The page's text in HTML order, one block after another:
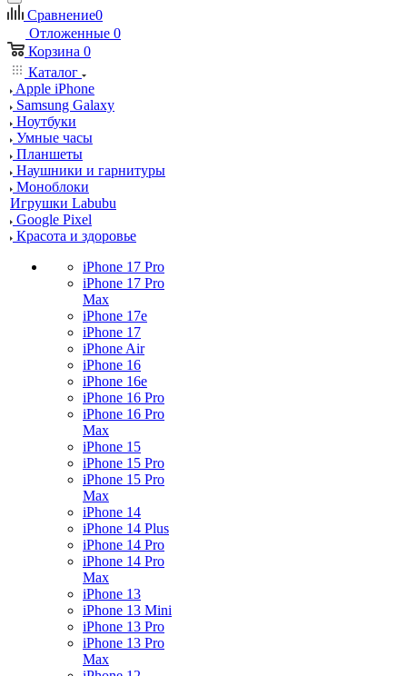
Сравнение0
Отложенные 0
Корзина 0
Каталог
Apple iPhone
Samsung Galaxy
Ноутбуки
Умные часы
Планшеты
Наушники и гарнитуры
Моноблоки
Игрушки Labubu
Google Pixel
Красота и здоровье
iPhone 17 Pro
iPhone 17 Pro
Max
iPhone 17e
iPhone 17
iPhone Air
iPhone 16
iPhone 16e
iPhone 16 Pro
iPhone 16 Pro
Max
iPhone 15
iPhone 15 Pro
iPhone 15 Pro
Max
iPhone 14
iPhone 14 Plus
iPhone 14 Pro
iPhone 14 Pro
Max
iPhone 13
iPhone 13 Mini
iPhone 13 Pro
iPhone 13 Pro
Max